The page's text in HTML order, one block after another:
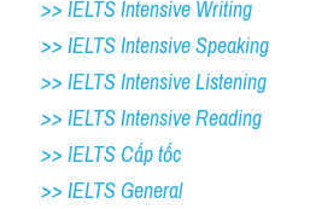
>> IELTS Intensive Writing
>> IELTS Intensive Speaking
>> IELTS Intensive Listening
>> IELTS Intensive Reading
>> IELTS Cấp tốc
>> IELTS General